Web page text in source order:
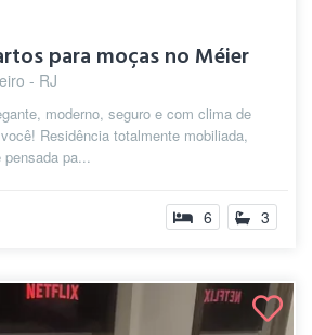
para moças no Méier
- RJ
moderno, seguro e com clima de
Residência totalmente mobiliada,
pensada pa...
6 3